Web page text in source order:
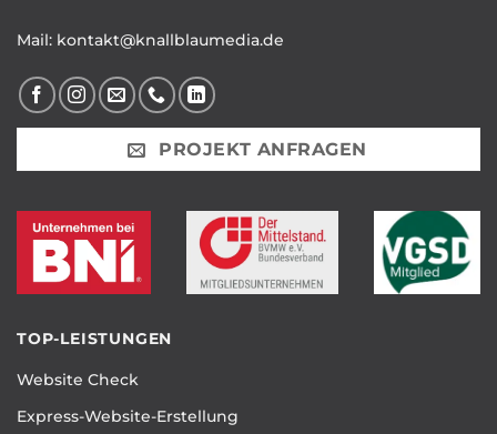
Mail: kontakt@knallblaumedia.de
PROJEKT ANFRAGEN
TOP-LEISTUNGEN
Website Check
Express-Website-Erstellung